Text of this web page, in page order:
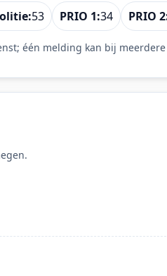
53 PRIO 1:34 PRIO
één melding kan bij